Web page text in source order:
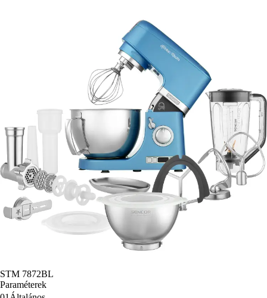
STM 7872BL
Paraméterek